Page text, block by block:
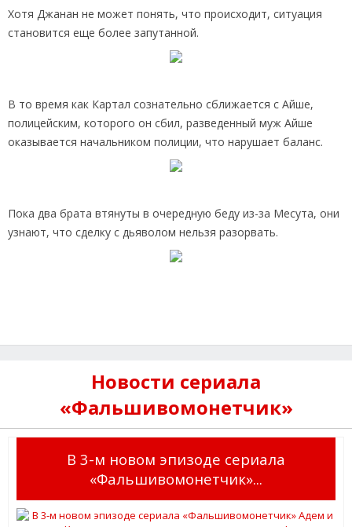
Хотя Джанан не может понять, что происходит, ситуация
становится еще более запутанной.
В то время как Картал сознательно сближается с Айше,
полицейским, которого он сбил, разведенный муж Айше
оказывается начальником полиции, что нарушает баланс.
Пока два брата втянуты в очередную беду из-за Месута, они
узнают, что сделку с дьяволом нельзя разорвать.
Новости сериала
«Фальшивомонетчик»
В 3-м новом эпизоде ​​сериала
«Фальшивомонетчик»...